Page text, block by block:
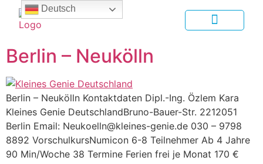
Berlin – Neukölln
Berlin – Neukölln Kontaktdaten Dipl.-Ing. Özlem Kara
Kleines Genie DeutschlandBruno-Bauer-Str. 2212051
Berlin Email: Neukoelln@kleines-genie.de 030 – 9798
8892 VorschulkursNumicon 6-8 Teilnehmer Ab 4 Jahre
90 Min/Woche 38 Termine Ferien frei je Monat 170 €
Deutsch